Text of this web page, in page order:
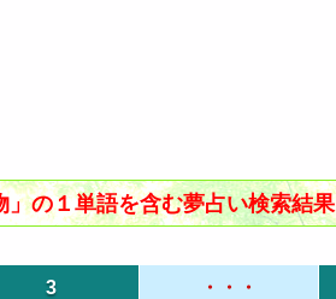
の１単語を含む夢占い検索結果
3 ・・・